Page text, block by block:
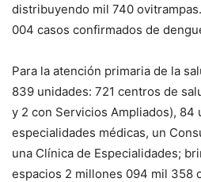
distribuyendo mil 740
004 casos confirmados de
Para la atención primaria de la
839 unidades: 721 centros de
y 2 con Servicios Ampliados), 84
especialidades médicas, un
una Clínica de Especialidades;
espacios 2 millones 094 mil 358